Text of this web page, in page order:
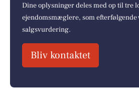
Dine oplysninger deles med op til tre
ejendomsmæglere, som efterfølgende
salgsvurdering.
Bliv kontaktet